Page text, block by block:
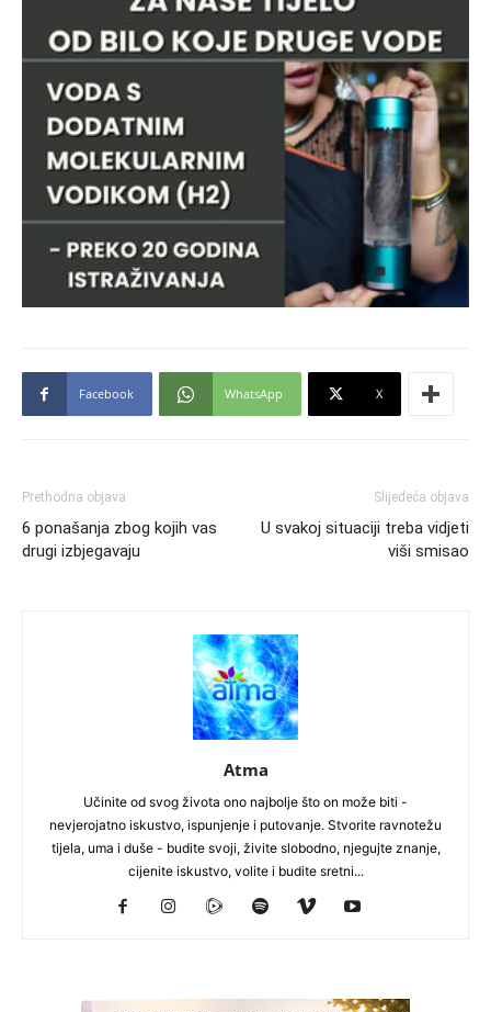
Facebook WhatsApp X
Prethodna objava
6 ponašanja zbog kojih vas
drugi izbjegavaju
Slijedeća objava
U svakoj situaciji treba vidjeti
viši smisao
Atma
Učinite od svog života ono najbolje što on može biti -
nevjerojatno iskustvo, ispunjenje i putovanje. Stvorite ravnotežu
tijela, uma i duše - budite svoji, živite slobodno, njegujte znanje,
cijenite iskustvo, volite i budite sretni...